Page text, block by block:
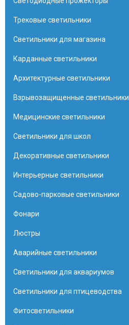
Трековые светильники
Светильники для магазина
Карданные светильники
Архитектурные светильники
Взрывозащищенные светильники
Медицинские светильники
Светильники для школ
Декоративные светильники
Интерьерные светильники
Садово-парковые светильники
Фонари
Люстры
Аварийные светильники
Светильники для аквариумов
Светильники для птицеводства
Фитосветильники